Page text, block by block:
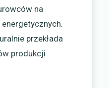
na
przekłada
produkcji